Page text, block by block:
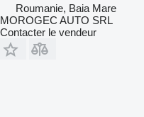
Roumanie, Baia Mare
MOROGEC AUTO SRL
Contacter le vendeur